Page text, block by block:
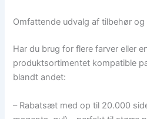
Omfattende udvalg af tilbehør
Har du brug for flere farver eller
produktsortimentet kompatible
blandt andet:
– Rabatsæt med op til 20.000